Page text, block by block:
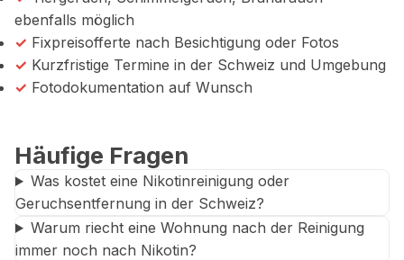
ebenfalls möglich
✓ Fixpreisofferte nach Besichtigung oder Fotos
✓ Kurzfristige Termine in der Schweiz und Umgebung
✓ Fotodokumentation auf Wunsch
Häufige Fragen
Was kostet eine Nikotinreinigung oder
Geruchsentfernung in der Schweiz?
Warum riecht eine Wohnung nach der Reinigung
immer noch nach Nikotin?